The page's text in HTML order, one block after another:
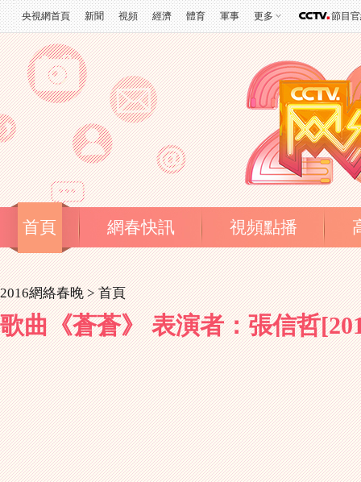
央視網首頁 新聞 視頻 經濟 體育 軍事 更多 節目
首頁 網春快訊 視頻點播
2016網絡春晚 >首頁
歌曲《蒼蒼》 表演者：張信哲